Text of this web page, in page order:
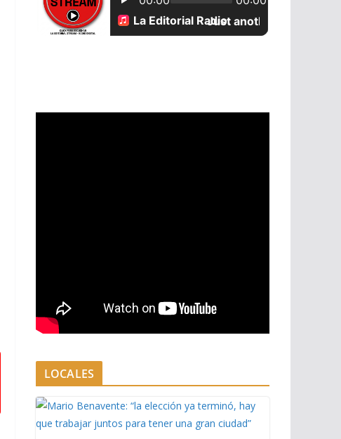
LOCALES